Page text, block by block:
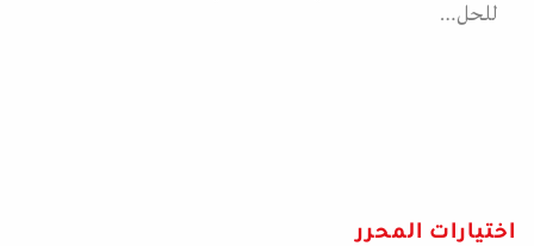
للحل…
اختيارات المحرر